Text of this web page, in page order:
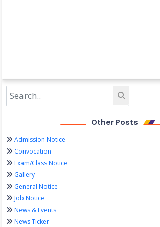
Other Posts
Admission Notice
Convocation
Exam/Class Notice
Gallery
General Notice
Job Notice
News & Events
News Ticker